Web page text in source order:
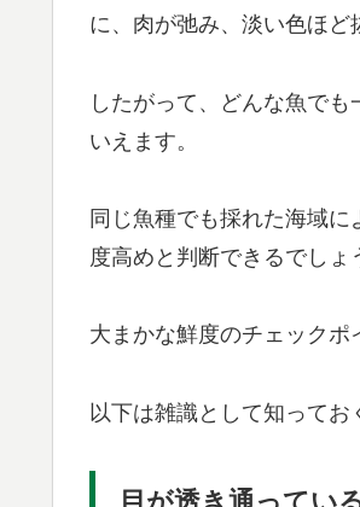
に、肉が弛み、淡い色ほど
したがって、どんな魚で
いえます。
同じ魚種でも採れた海域
度高めと判断できるでしょ
大まかな鮮度のチェックポ
以下は雑識として知ってお